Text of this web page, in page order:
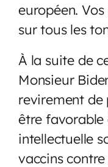
européen.
sur tous les
À la suite de
Monsieur
revirement de
être favorable
intellectuelle
vaccins